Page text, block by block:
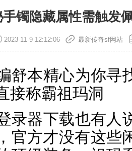
镯隐藏属性需触发
2023-11-9 12:12:06 最新传奇sf网站
舒本精心为你寻
接称霸祖玛洞
录器下载也有人
官方才没有这些